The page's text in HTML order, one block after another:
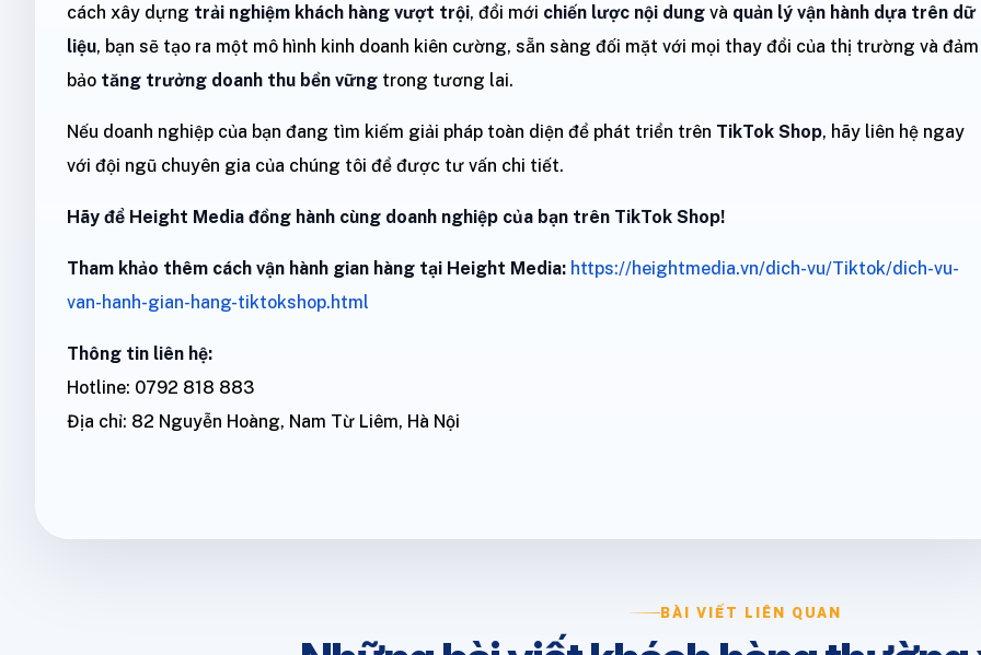
cách xây dựng trải nghiệm khách hàng vượt trội, đổi mới chiến lược nội dung và quản lý vận hành dựa trên dữ
liệu, bạn sẽ tạo ra một mô hình kinh doanh kiên cường, sẵn sàng đối mặt với mọi thay đổi của thị trường và đảm
bảo tăng trưởng doanh thu bền vững trong tương lai.
Nếu doanh nghiệp của bạn đang tìm kiếm giải pháp toàn diện để phát triển trên TikTok Shop, hãy liên hệ ngay
với đội ngũ chuyên gia của chúng tôi để được tư vấn chi tiết.
Hãy để Height Media đồng hành cùng doanh nghiệp của bạn trên TikTok Shop!
Tham khảo thêm cách vận hành gian hàng tại Height Media: https://heightmedia.vn/dich-vu/Tiktok/dich-vu-
van-hanh-gian-hang-tiktokshop.html
Thông tin liên hệ:
Hotline: 0792 818 883
Địa chỉ: 82 Nguyễn Hoàng, Nam Từ Liêm, Hà Nội
BÀI VIẾT LIÊN QUAN